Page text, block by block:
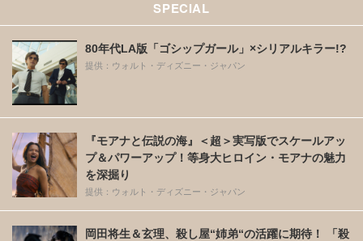
SPECIAL
80年代LA版「ゴシップガール」×シリアルキラー!?
提供：ウォルト・ディズニー・ジャパン
『モアナと伝説の海』＜超＞実写版でスケールアッ
プ＆パワーアップ！等身大ヒロイン・モアナの魅力
を深掘り
提供：ウォルト・ディズニー・ジャパン
岡田将生＆玄理、殺し屋“姉弟“の活躍に期待！ 「殺